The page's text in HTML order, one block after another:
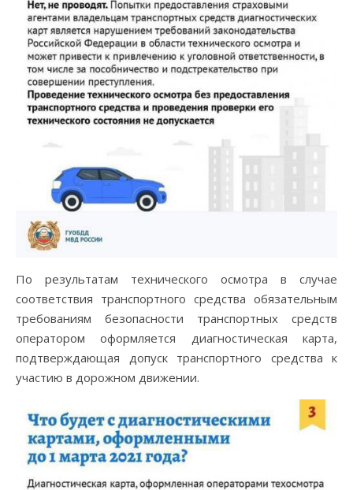
По результатам технического осмотра в случае
соответствия транспортного средства обязательным
требованиям безопасности транспортных средств
оператором оформляется диагностическая карта,
подтверждающая допуск транспортного средства к
участию в дорожном движении.